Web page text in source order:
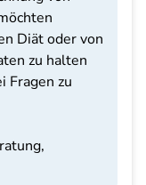
Diät oder von
zu halten
Fragen zu